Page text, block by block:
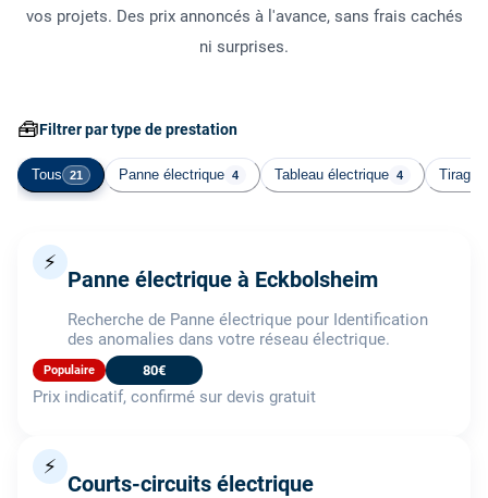
vos projets. Des prix annoncés à l'avance, sans frais cachés
ni surprises.
🧰Filtrer par type de prestation
Tous 21 Panne électrique 4 Tableau électrique 4 Tirage
⚡
Panne électrique à Eckbolsheim
Recherche de Panne électrique pour Identification
des anomalies dans votre réseau électrique.
Populaire 80€
Prix indicatif, confirmé sur devis gratuit
⚡
Courts-circuits électrique